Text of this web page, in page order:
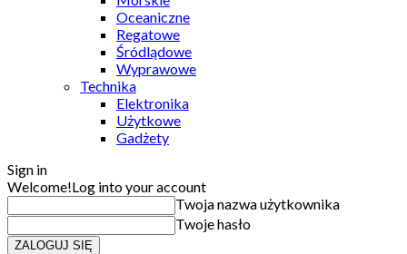
Oceaniczne
Regatowe
Śródlądowe
Wyprawowe
Technika
Elektronika
Użytkowe
Gadżety
Sign in
Welcome!Log into your account
Twoja nazwa użytkownika
Twoje hasło